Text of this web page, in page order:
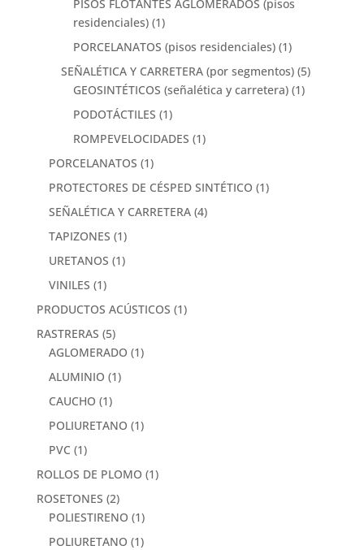
PISOS FLOTANTES AGLOMERADOS (pisos
residenciales) (1)
PORCELANATOS (pisos residenciales) (1)
SEÑALÉTICA Y CARRETERA (por segmentos) (5)
GEOSINTÉTICOS (señalética y carretera) (1)
PODOTÁCTILES (1)
ROMPEVELOCIDADES (1)
PORCELANATOS (1)
PROTECTORES DE CÉSPED SINTÉTICO (1)
SEÑALÉTICA Y CARRETERA (4)
TAPIZONES (1)
URETANOS (1)
VINILES (1)
PRODUCTOS ACÚSTICOS (1)
RASTRERAS (5)
AGLOMERADO (1)
ALUMINIO (1)
CAUCHO (1)
POLIURETANO (1)
PVC (1)
ROLLOS DE PLOMO (1)
ROSETONES (2)
POLIESTIRENO (1)
POLIURETANO (1)